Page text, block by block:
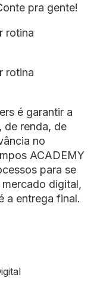
pra gente!
rotina
rotina
é garantir a
de renda, de
no
ACADEMY
para se
digital,
a entrega final.